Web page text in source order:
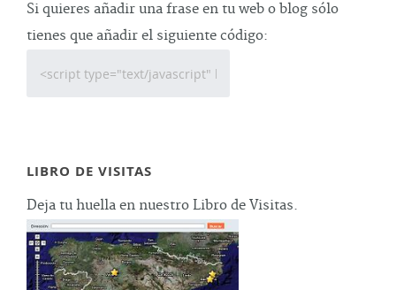
Si quieres añadir una frase en tu web o blog sólo
tienes que añadir el siguiente código:
LIBRO DE VISITAS
Deja tu huella en nuestro Libro de Visitas.